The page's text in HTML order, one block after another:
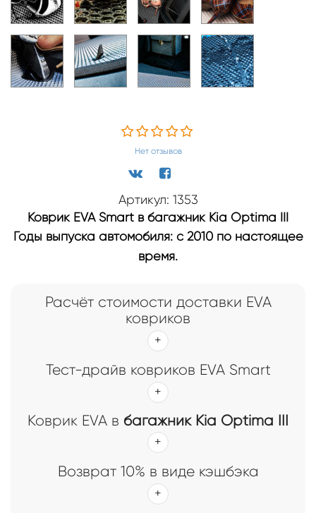
Нет отзывов
Артикул: 1353
Коврик EVA Smart в багажник Kia Optima III
Годы выпуска автомобиля: с 2010 по настоящее
время.
Расчёт стоимости доставки EVA
ковриков
Тест-драйв ковриков EVA Smart
Коврик EVA в багажник Kia Optima III
Возврат 10% в виде кэшбэка